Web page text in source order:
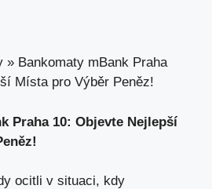
» Bankomaty mBank Praha
Místa pro Výběr Peněz!
Praha 10: Objevte Nejlepší
ocitli v situaci, kdy